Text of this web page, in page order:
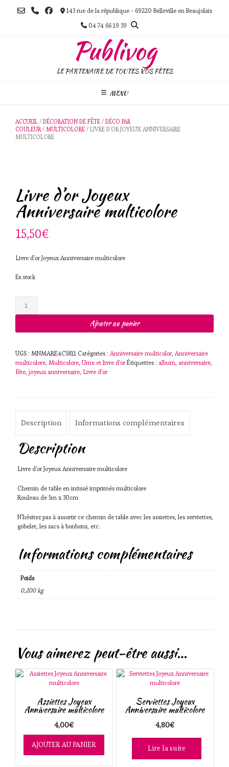
143 rue de la république - 69220 Belleville en Beaujolais
04 74 66 19 39
Publivog
LE PARTENAIRE DE TOUTES VOS FÊTES
MENU
ACCUEIL / DÉCORATION DE FÊTE / DÉCO PAR
COULEUR/ MULTICOLORE / LIVRE D’OR JOYEUX ANNIVERSAIRE
MULTICOLORE
Livre d’or Joyeux
Anniversaire multicolore
15,50€
Livre d’or Joyeux Anniversaire multicolore
En stock
multicolore
Ajouter au panier
UGS : MNMARE4C5811 Catégories : Anniversaire multicolor, Anniversaire
multicolore Multicolore ,Urne et livre d'or Étiquettes : album anniversaire
fête joyeux anniversaire Livre d'or
Description Informations complémentaires
Description
Livre d’or Joyeux Anniversaire multicolore
Chemin de table en intissé imprimés multicolore
Rouleau de 5m x 30cm
N’hésitez pas à assortir ce chemin de table avec les assiettes, les serviettes,
gobelet, les sacs à bonbons, etc.
Informations complémentaires
Poids
0,200 kg
Vous aimerez peut-être aussi…
Assiettes Joyeux
Anniversaire multicolore
4,00€
AJOUTER AU PANIER
Serviettes Joyeux
Anniversaire multicolore
4,80€
Lire la suite